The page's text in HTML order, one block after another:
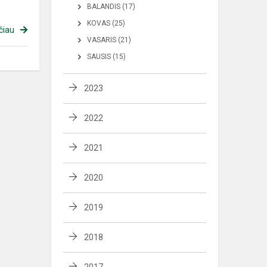
BALANDIS (17)
KOVAS (25)
VASARIS (21)
SAUSIS (15)
2023
2022
2021
2020
2019
2018